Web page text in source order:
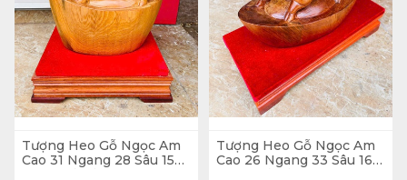
Tượng Heo Gỗ Ngọc Am
Cao 31 Ngang 28 Sâu 15
Tượng Heo Gỗ Ngọc Am
Cao 26 Ngang 33 Sâu 16